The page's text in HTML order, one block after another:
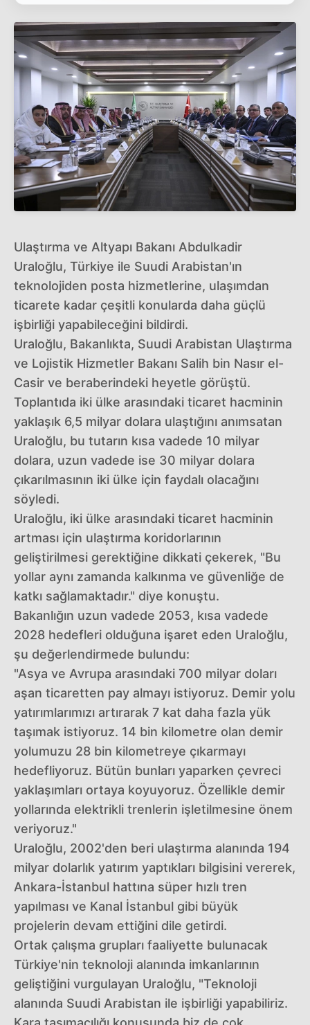
Ulaştırma ve Altyapı Bakanı Abdulkadir
Uraloğlu, Türkiye ile Suudi Arabistan'ın
teknolojiden posta hizmetlerine, ulaşımdan
ticarete kadar çeşitli konularda daha güçlü
işbirliği yapabileceğini bildirdi.
Uraloğlu, Bakanlıkta, Suudi Arabistan Ulaştırma
ve Lojistik Hizmetler Bakanı Salih bin Nasır el-
Casir ve beraberindeki heyetle görüştü.
Toplantıda iki ülke arasındaki ticaret hacminin
yaklaşık 6,5 milyar dolara ulaştığını anımsatan
Uraloğlu, bu tutarın kısa vadede 10 milyar
dolara, uzun vadede ise 30 milyar dolara
çıkarılmasının iki ülke için faydalı olacağını
söyledi.
Uraloğlu, iki ülke arasındaki ticaret hacminin
artması için ulaştırma koridorlarının
geliştirilmesi gerektiğine dikkati çekerek, "Bu
yollar aynı zamanda kalkınma ve güvenliğe de
katkı sağlamaktadır." diye konuştu.
Bakanlığın uzun vadede 2053, kısa vadede
2028 hedefleri olduğuna işaret eden Uraloğlu,
şu değerlendirmede bulundu:
"Asya ve Avrupa arasındaki 700 milyar doları
aşan ticaretten pay almayı istiyoruz. Demir yolu
yatırımlarımızı artırarak 7 kat daha fazla yük
taşımak istiyoruz. 14 bin kilometre olan demir
yolumuzu 28 bin kilometreye çıkarmayı
hedefliyoruz. Bütün bunları yaparken çevreci
yaklaşımları ortaya koyuyoruz. Özellikle demir
yollarında elektrikli trenlerin işletilmesine önem
veriyoruz."
Uraloğlu, 2002'den beri ulaştırma alanında 194
milyar dolarlık yatırım yaptıkları bilgisini vererek,
Ankara-İstanbul hattına süper hızlı tren
yapılması ve Kanal İstanbul gibi büyük
projelerin devam ettiğini dile getirdi.
Ortak çalışma grupları faaliyette bulunacak
Türkiye'nin teknoloji alanında imkanlarının
geliştiğini vurgulayan Uraloğlu, "Teknoloji
alanında Suudi Arabistan ile işbirliği yapabiliriz.